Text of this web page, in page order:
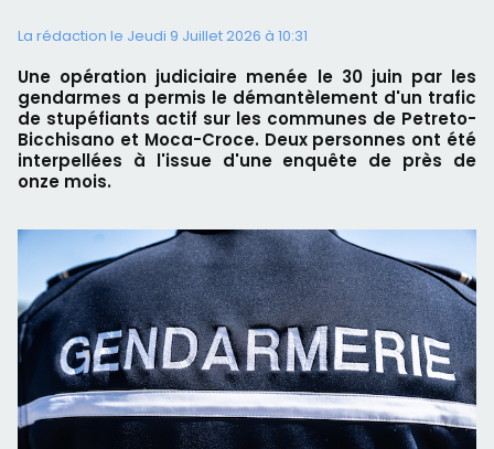
La rédaction le Jeudi 9 Juillet 2026 à 10:31
Une opération judiciaire menée le 30 juin par les
gendarmes a permis le démantèlement d'un trafic
de stupéfiants actif sur les communes de Petreto-
Bicchisano et Moca-Croce. Deux personnes ont été
interpellées à l'issue d'une enquête de près de
onze mois.